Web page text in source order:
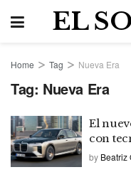
EL
Home Tag Nueva Era
Tag: Nueva Era
El
con
by Beatriz